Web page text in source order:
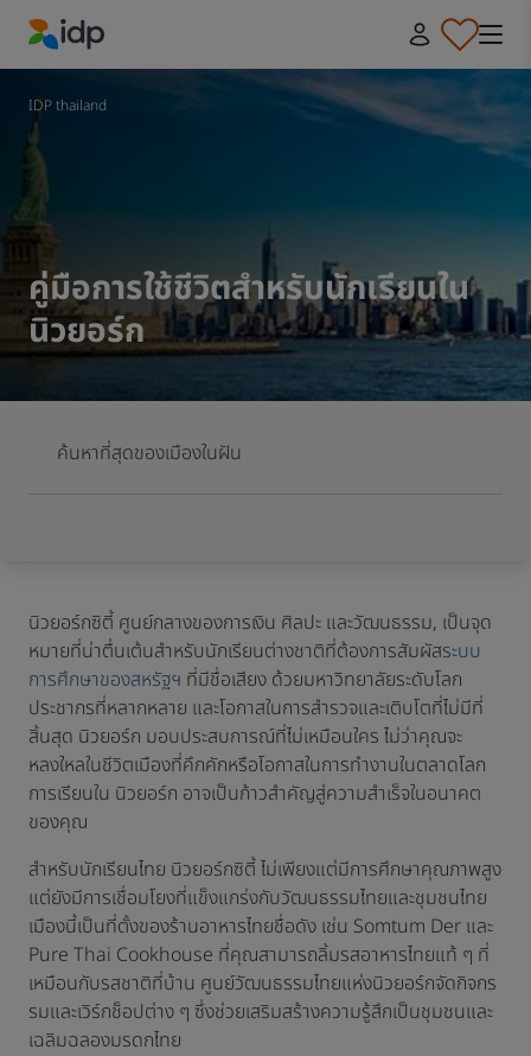
IDP Education
IDP thailand
คู่มือการใช้ชีวิตสำหรับนักเรียนใน
นิวยอร์ก
ค้นหาที่สุดของเมืองในฝัน
นิวยอร์กซิตี้ ศูนย์กลางของการเงิน ศิลปะ และวัฒนธรรม, เป็นจุด
หมายที่น่าตื่นเต้นสำหรับนักเรียนต่างชาติที่ต้องการสัมผัสระบบ
การศึกษาของสหรัฐฯ ที่มีชื่อเสียง ด้วยมหาวิทยาลัยระดับโลก
ประชากรที่หลากหลาย และโอกาสในการสำรวจและเติบโตที่ไม่มีที่
สิ้นสุด นิวยอร์ก มอบประสบการณ์ที่ไม่เหมือนใคร ไม่ว่าคุณจะ
หลงใหลในชีวิตเมืองที่คึกคักหรือโอกาสในการทำงานในตลาดโลก
การเรียนใน นิวยอร์ก อาจเป็นก้าวสำคัญสู่ความสำเร็จในอนาคต
ของคุณ
สำหรับนักเรียนไทย นิวยอร์กซิตี้ ไม่เพียงแต่มีการศึกษาคุณภาพสูง
แต่ยังมีการเชื่อมโยงที่แข็งแกร่งกับวัฒนธรรมไทยและชุมชนไทย
เมืองนี้เป็นที่ตั้งของร้านอาหารไทยชื่อดัง เช่น Somtum Der และ
Pure Thai Cookhouse ที่คุณสามารถลิ้มรสอาหารไทยแท้ ๆ ที่
เหมือนกับรสชาติที่บ้าน ศูนย์วัฒนธรรมไทยแห่งนิวยอร์กจัดกิจกร
รมและเวิร์กช็อปต่าง ๆ ซึ่งช่วยเสริมสร้างความรู้สึกเป็นชุมชนและ
เฉลิมฉลองมรดกไทย